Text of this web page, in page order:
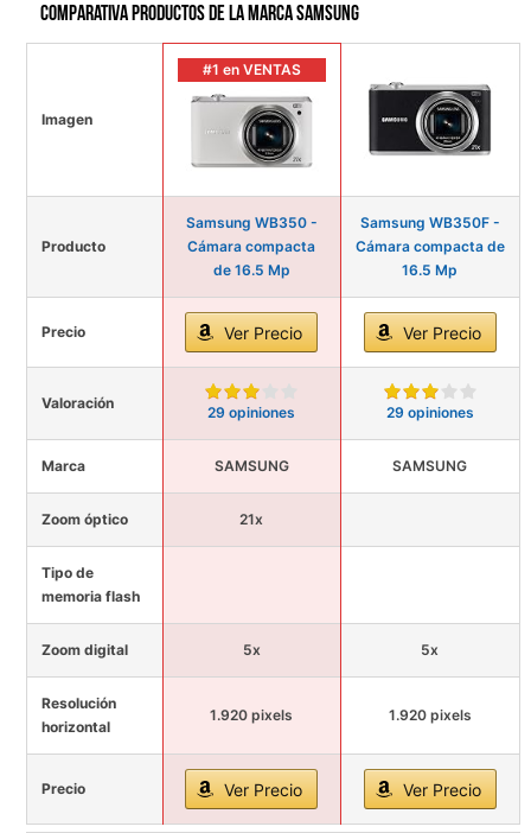
Comparativa productos de la marca Samsung
Imagen
#1 en VENTAS
Producto
Samsung WB350 -
Cámara compacta
de 16.5 Mp
Samsung WB350F -
Cámara compacta de
16.5 Mp
Precio Ver Precio Ver Precio
Valoración
29 opiniones 29 opiniones
Marca SAMSUNG SAMSUNG
Zoom óptico 21x
Tipo de
memoria flash
Zoom digital 5x 5x
Resolución
horizontal
1.920 pixels 1.920 pixels
Precio Ver Precio Ver Precio